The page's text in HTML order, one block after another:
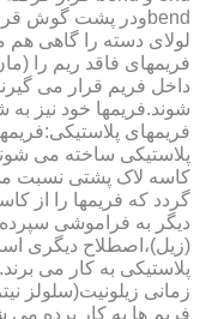
لولای دسته را گاهی هم
فریمهای فاقد ریم را
داخل فریم قرار می
شوند.فریمها خود نیز
فریمهای
پلاستیکی ساخته می
کاسه لاک پشتی نسبت
گردد که فریمها را از
دیگر به فراموشی
(زیل)،اصطلاح دیگری
پلاستیکی به کار می
زمانی زیلونیت(سلولز
فریم ها به کار برده می